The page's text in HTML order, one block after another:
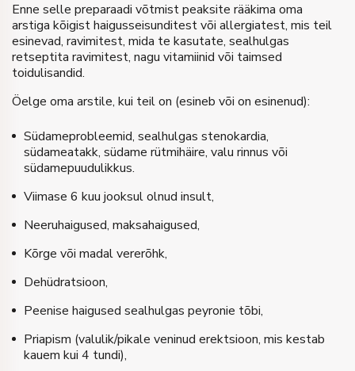
Enne selle preparaadi võtmist peaksite rääkima oma
arstiga kõigist haigusseisunditest või allergiatest, mis teil
esinevad, ravimitest, mida te kasutate, sealhulgas
retseptita ravimitest, nagu vitamiinid või taimsed
toidulisandid.
Öelge oma arstile, kui teil on (esineb või on esinenud):
Südameprobleemid, sealhulgas stenokardia,
südameatakk, südame rütmihäire, valu rinnus või
südamepuudulikkus.
Viimase 6 kuu jooksul olnud insult,
Neeruhaigused, maksahaigused,
Kõrge või madal vererõhk,
Dehüdratsioon,
Peenise haigused sealhulgas peyronie tõbi,
Priapism (valulik/pikale veninud erektsioon, mis kestab
kauem kui 4 tundi),